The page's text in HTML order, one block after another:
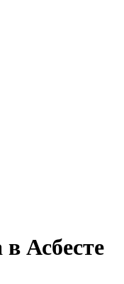
Асбесте